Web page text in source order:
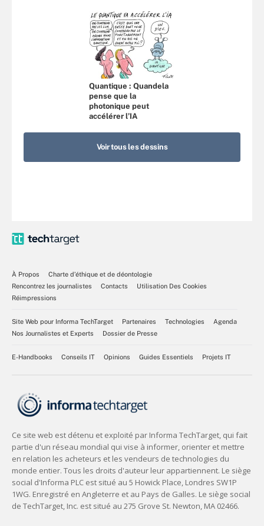
Quantique : Quandela
pense que la
photonique peut
accélérer l’IA
Voir tous les dessins
À Propos
Charte d’éthique et de déontologie
Rencontrez les journalistes
Contacts
Utilisation Des Cookies
Réimpressions
Site Web pour Informa TechTarget Partenaires Technologies
Agenda
Nos Journalistes et Experts
Dossier de Presse
E-Handbooks Conseils IT Opinions Guides Essentiels Projets IT